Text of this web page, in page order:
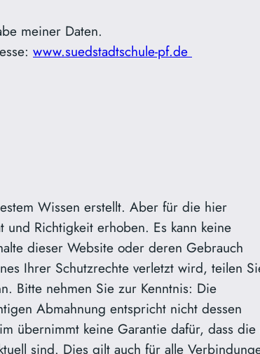
meiner Daten.
www.suedstadtschule-pf.de
Wissen erstellt. Aber für die hier
Richtigkeit erhoben. Es kann keine
dieser Website oder deren Gebrauch
Ihrer Schutzrechte verletzt wird, teilen
Bitte nehmen Sie zur Kenntnis: Die
Abmahnung entspricht nicht dessen
übernimmt keine Garantie dafür, dass die
sind. Dies gilt auch für alle